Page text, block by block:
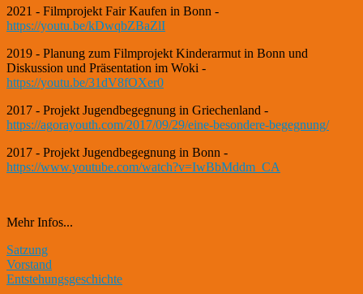
2021 - Filmprojekt Fair Kaufen in Bonn -
https://youtu.be/kDwqbZBaZlI
2019 - Planung zum Filmprojekt Kinderarmut in Bonn und
Diskussion und Präsentation im Woki -
https://youtu.be/31dV8fOXer0
2017 - Projekt Jugendbegegnung in Griechenland -
https://agorayouth.com/2017/09/29/eine-besondere-begegnung/
2017 - Projekt Jugendbegegnung in Bonn -
https://www.youtube.com/watch?v=IwBbMddm_CA
Mehr Infos...
Satzung
Vorstand
Entstehungsgeschichte